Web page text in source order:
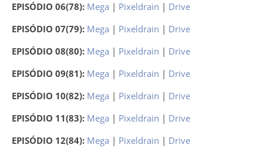
EPISÓDIO 06(78): Mega | Pixeldrain | Drive
EPISÓDIO 07(79): Mega | Pixeldrain | Drive
EPISÓDIO 08(80): Mega | Pixeldrain | Drive
EPISÓDIO 09(81): Mega | Pixeldrain | Drive
EPISÓDIO 10(82): Mega | Pixeldrain | Drive
EPISÓDIO 11(83): Mega | Pixeldrain | Drive
EPISÓDIO 12(84): Mega | Pixeldrain | Drive